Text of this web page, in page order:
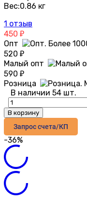
Вес:0.86 кг
1 отзыв
450 ₽
Опт
520 ₽
Малый опт
590 ₽
Розница
В наличии 54 шт.
В корзину
Запрос счета/КП
-36%